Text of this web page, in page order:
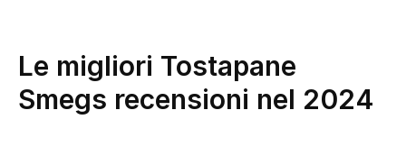
Le migliori Tostapane
Smegs recensioni nel 2024